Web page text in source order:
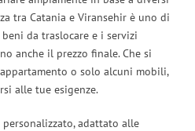
tra Catania e Viransehir è uno di
da traslocare e i servizi
anche il prezzo finale. Che si
o solo alcuni mobili,
alle tue esigenze.
personalizzato, adattato alle